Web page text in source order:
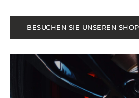
BESUCHEN SIE UNSEREN SHOP